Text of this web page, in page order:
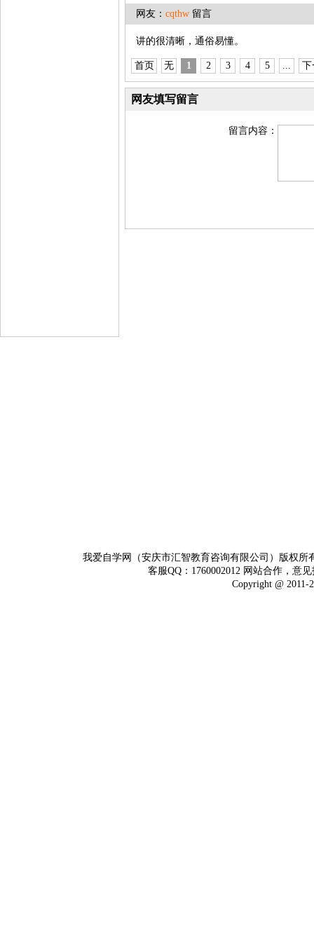
网友： cqthw 留言
讲的很清晰，通俗易懂。
首页 无 1 2 3 4 5 ... 下
网友填写留言
留言内容：
我爱自学网（安庆市汇智教育咨询有限公司）版权
客服QQ：1760002012 网站合作，意
Copyright @